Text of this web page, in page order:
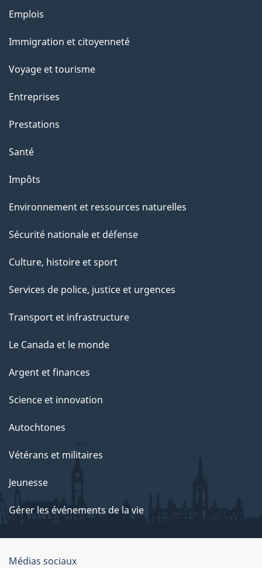
l
a
a
g
"
Thèmes
sujets
Emplois
Immigration et citoyenneté
Voyage et tourisme
Entreprises
Prestations
Santé
Impôts
Environnement et ressources naturelles
Sécurité nationale et défense
Culture, histoire et sport
Services de police, justice et urgences
Transport et infrastructure
Le Canada et le monde
Argent et finances
Science et innovation
Autochtones
Vétérans et militaires
Jeunesse
Gérer les événements de la vie
Organisation
Médias sociaux